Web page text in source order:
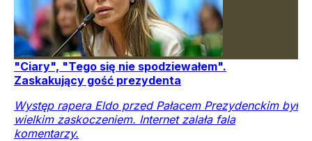
"Ciary", "Tego się nie spodziewałem".
Zaskakujący gość prezydenta
Występ rapera Eldo przed Pałacem Prezydenckim był
wielkim zaskoczeniem. Internet zalała fala
komentarzy.